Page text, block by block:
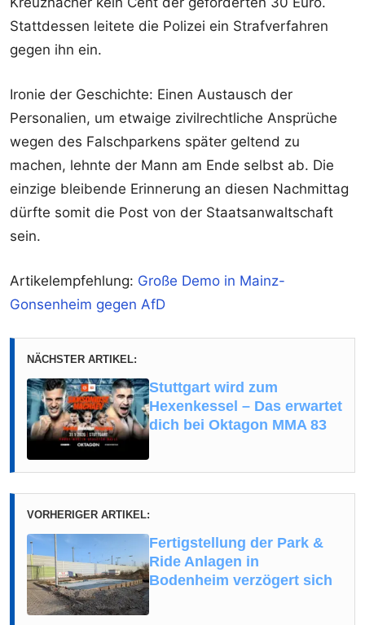
Stattdessen leitete die Polizei ein Strafverfahren
gegen ihn ein.
Ironie der Geschichte: Einen Austausch der
Personalien, um etwaige zivilrechtliche Ansprüche
wegen des Falschparkens später geltend zu
machen, lehnte der Mann am Ende selbst ab. Die
einzige bleibende Erinnerung an diesen Nachmittag
dürfte somit die Post von der Staatsanwaltschaft
sein.
Artikelempfehlung: Große Demo in Mainz-
Gonsenheim gegen AfD
NÄCHSTER ARTIKEL:
Stuttgart wird zum
Hexenkessel – Das erwartet
dich bei Oktagon MMA 83
VORHERIGER ARTIKEL:
Fertigstellung der Park &
Ride Anlagen in
Bodenheim verzögert sich